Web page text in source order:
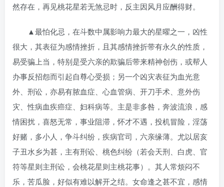
然存在，再见桃花星若无煞忌时，反主因风月应酬得财。
▲最怕化忌，在斗数中属影响力最大的星曜之一，凶性
很大，其表征为感情挫折，且其感情挫折带有永久的性质，
易受骗上当，特别是受六亲的欺骗后带来精神创伤，或帮人
办事反招怨而引起自尊心受损；另一个凶灾表征为血光意
外、刑讼，亦易有脓血症、心血管病、开刀手术、意外伤
灾、性病血疾癌症、妇科病等。主是非多咎，奔波流浪，感
情困扰，喜怒无常，事业阻滞，怀才不遇，投机冒险，淫荡
好赌，多小人，争斗纠纷，疾病官司，六亲缘薄。尤以居亥
子丑水乡为甚，主有刑讼、桃色纠纷（若会天刑、白虎、官
符等星则主刑讼，会桃花星则主桃花事）。其人常烦闷不
乐，苦瓜脸，好似有难以解开之结。女命逢之甚不宜，感情